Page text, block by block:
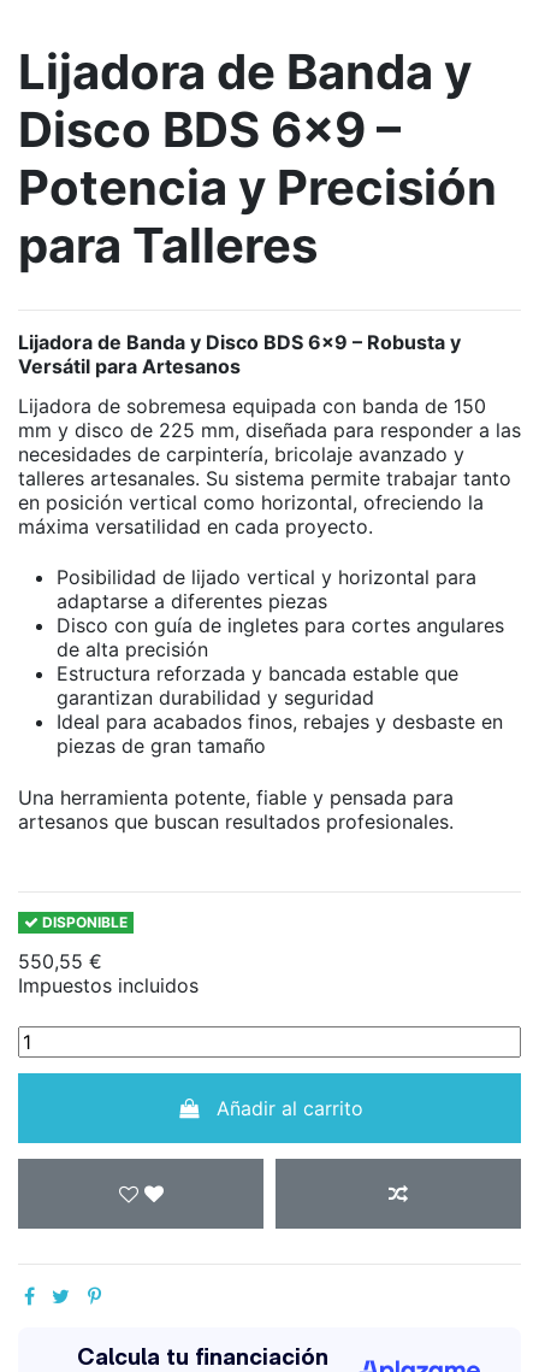
Lijadora de Banda y
Disco BDS 6x9 –
Potencia y Precisión
para Talleres
Lijadora de Banda y Disco BDS 6x9 – Robusta y
Versátil para Artesanos
Lijadora de sobremesa equipada con banda de 150
mm y disco de 225 mm, diseñada para responder a las
necesidades de carpintería, bricolaje avanzado y
talleres artesanales. Su sistema permite trabajar tanto
en posición vertical como horizontal, ofreciendo la
máxima versatilidad en cada proyecto.
Posibilidad de lijado vertical y horizontal para
adaptarse a diferentes piezas
Disco con guía de ingletes para cortes angulares
de alta precisión
Estructura reforzada y bancada estable que
garantizan durabilidad y seguridad
Ideal para acabados finos, rebajes y desbaste en
piezas de gran tamaño
Una herramienta potente, fiable y pensada para
artesanos que buscan resultados profesionales.
DISPONIBLE
550,55 €
Impuestos incluidos
Añadir al carrito